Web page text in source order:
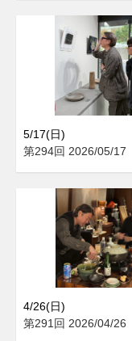
5/17(日)
第294回 2026/05/17
4/26(日)
第291回 2026/04/26